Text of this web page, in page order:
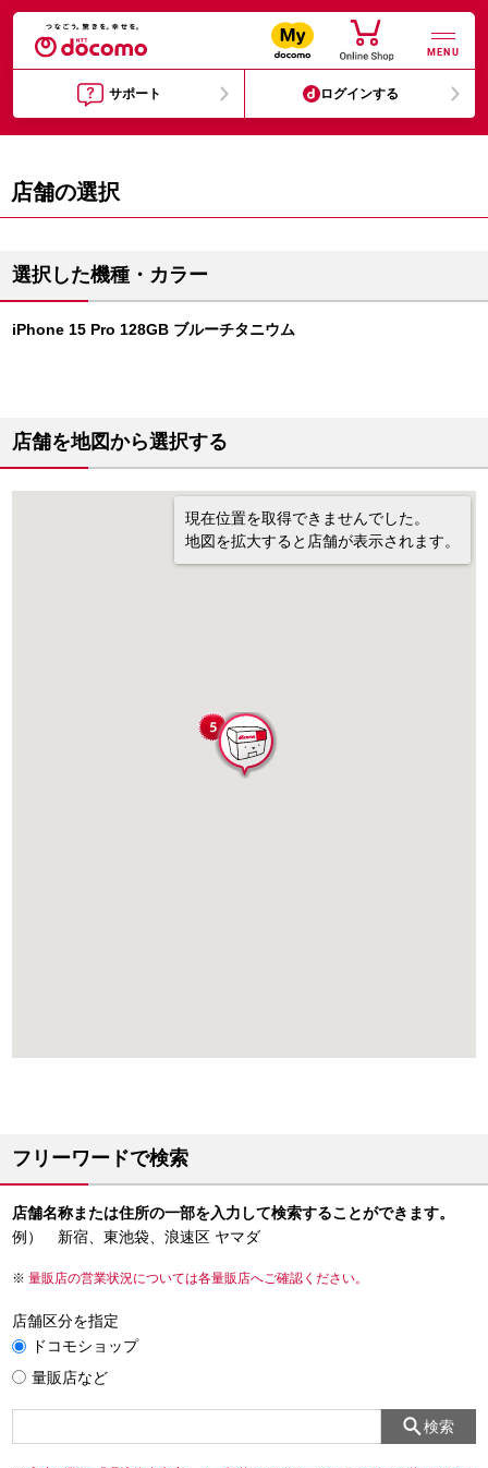
MENU
サポート ログインする
店舗の選択
選択した機種・カラー
iPhone 15 Pro 128GB ブルーチタニウム
店舗を地図から選択する
現在位置を取得できませんでした。
地図を拡大すると店舗が表示されます。
フリーワードで検索
店舗名称または住所の一部を入力して検索することができます。
例） 新宿、東池袋、浪速区 ヤマダ
量販店の営業状況については各量販店へご確認ください。
店舗区分を指定
ドコモショップ
量販店など
検索